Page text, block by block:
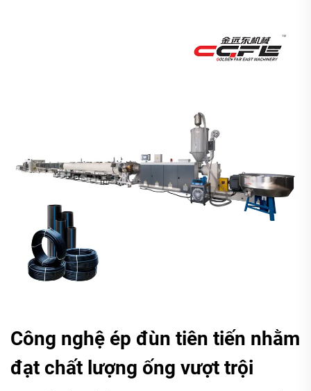
Công nghệ ép đùn tiên tiến nhằm
đạt chất lượng ống vượt trội